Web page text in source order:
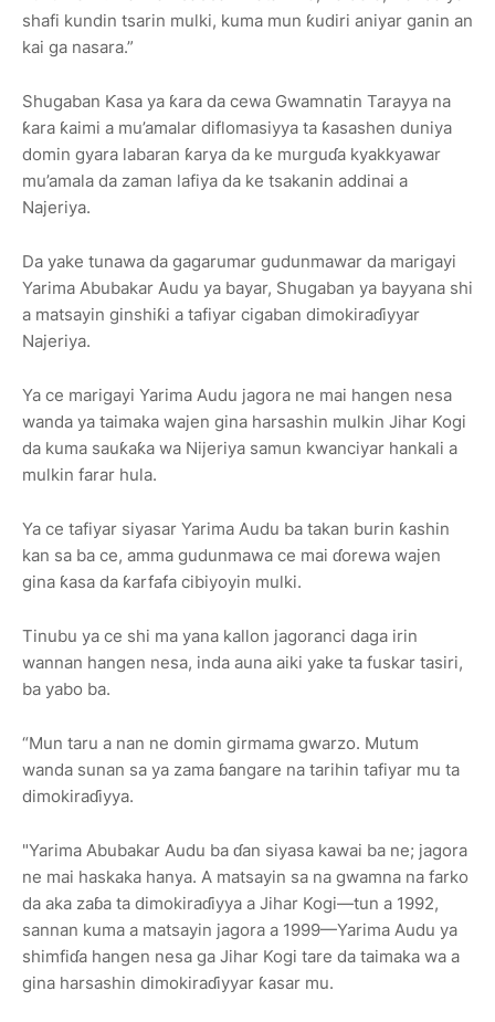
shafi kundin tsarin mulki, kuma mun ƙudiri aniyar ganin an
kai ga nasara.”
Shugaban Ƙasa ya ƙara da cewa Gwamnatin Tarayya na
ƙara ƙaimi a mu’amalar diflomasiyya ta ƙasashen duniya
domin gyara labaran ƙarya da ke murguɗa kyakkyawar
mu’amala da zaman lafiya da ke tsakanin addinai a
Najeriya.
Da yake tunawa da gagarumar gudunmawar da marigayi
Yarima Abubakar Audu ya bayar, Shugaban ya bayyana shi
a matsayin ginshiƙi a tafiyar cigaban dimokiraɗiyyar
Najeriya.
Ya ce marigayi Yarima Audu jagora ne mai hangen nesa
wanda ya taimaka wajen gina harsashin mulkin Jihar Kogi
da kuma sauƙaƙa wa Nijeriya samun kwanciyar hankali a
mulkin farar hula.
Ya ce tafiyar siyasar Yarima Audu ba takan burin ƙashin
kan sa ba ce, amma gudunmawa ce mai ɗorewa wajen
gina ƙasa da ƙarfafa cibiyoyin mulki.
Tinubu ya ce shi ma yana kallon jagoranci daga irin
wannan hangen nesa, inda auna aiki yake ta fuskar tasiri,
ba yabo ba.
“Mun taru a nan ne domin girmama gwarzo. Mutum
wanda sunan sa ya zama ɓangare na tarihin tafiyar mu ta
dimokiraɗiyya.
"Yarima Abubakar Audu ba ɗan siyasa kawai ba ne; jagora
ne mai haskaka hanya. A matsayin sa na gwamna na farko
da aka zaɓa ta dimokiraɗiyya a Jihar Kogi—tun a 1992,
sannan kuma a matsayin jagora a 1999—Yarima Audu ya
shimfiɗa hangen nesa ga Jihar Kogi tare da taimaka wa a
gina harsashin dimokiraɗiyyar ƙasar mu.